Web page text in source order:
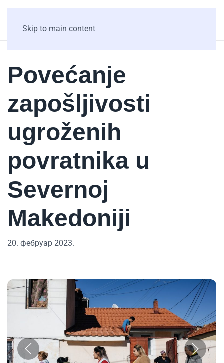
Skip to main content
Povećanje
zapošljivosti
ugroženih
povratnika u
Severnoj
Makedoniji
20. фебруар 2023.